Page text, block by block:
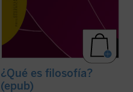
¿Qué es filosofía?
(epub)